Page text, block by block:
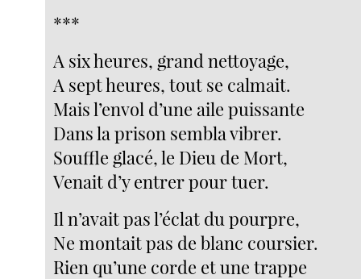
***
A six heures, grand nettoyage,
A sept heures, tout se calmait.
Mais l’envol d’une aile puissante
Dans la prison sembla vibrer.
Souffle glacé, le Dieu de Mort,
Venait d’y entrer pour tuer.
Il n’avait pas l’éclat du pourpre,
Ne montait pas de blanc coursier.
Rien qu’une corde et une trappe